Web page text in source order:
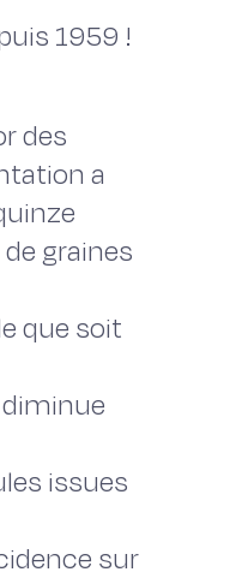
1959 !
des
a
graines
que soit
issues
sur